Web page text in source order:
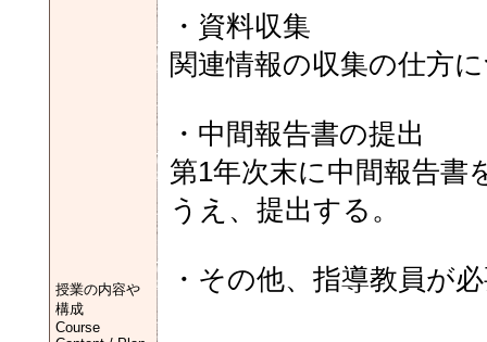
授業の内容や
構成
Course
・資料収集
関連情報の収集の仕方
・中間報告書の提出
第1年次末に中間報告書
うえ、提出する。
・その他、指導教員が